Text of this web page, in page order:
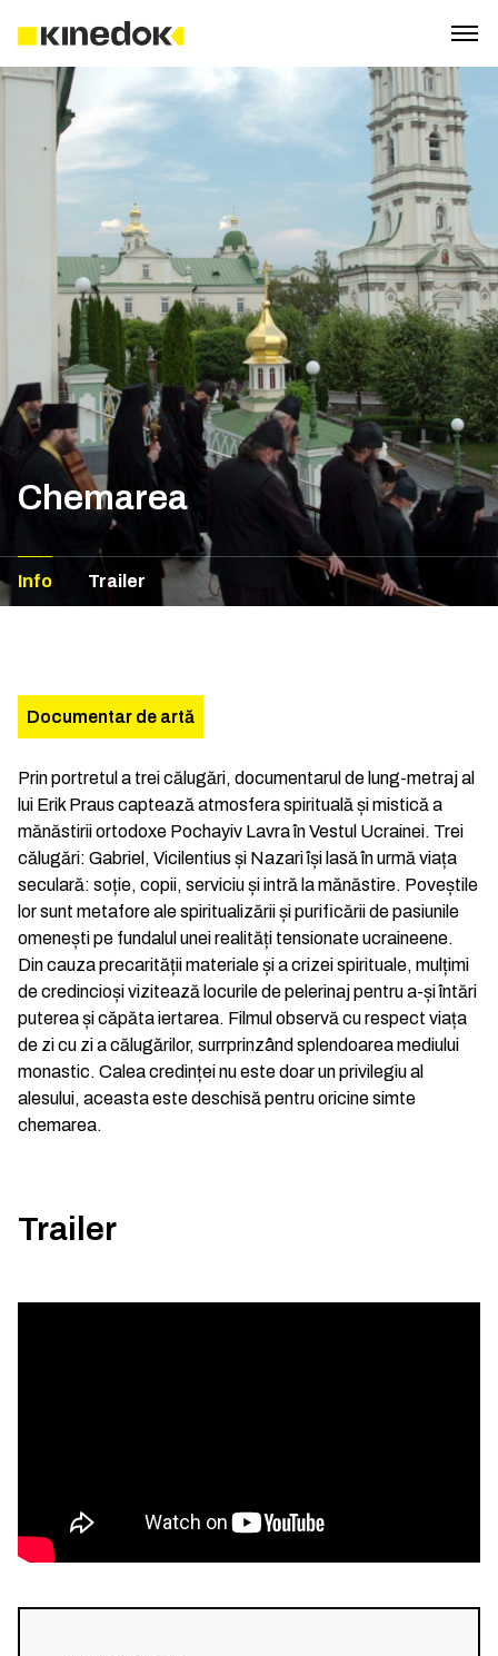
Chemarea
Info Trailer
Documentar de artă
Prin portretul a trei călugări, documentarul de lung-metraj al
lui Erik Praus captează atmosfera spirituală și mistică a
mănăstirii ortodoxe Pochayiv Lavra în Vestul Ucrainei. Trei
călugări: Gabriel, Vicilentius și Nazari își lasă în urmă viața
seculară: soție, copii, serviciu și intră la mănăstire. Poveștile
lor sunt metafore ale spiritualizării și purificării de pasiunile
omenești pe fundalul unei realități tensionate ucraineene.
Din cauza precarității materiale și a crizei spirituale, mulțimi
de credincioși vizitează locurile de pelerinaj pentru a-și întări
puterea și căpăta iertarea. Filmul observă cu respect viața
de zi cu zi a călugărilor, surrprinzând splendoarea mediului
monastic. Calea credinței nu este doar un privilegiu al
alesului, aceasta este deschisă pentru oricine simte
chemarea.
Trailer